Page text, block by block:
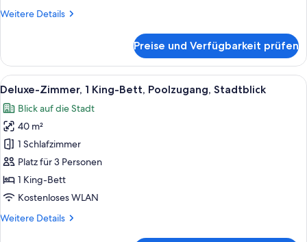
Stadtblick
Weitere Details
Weitere
Zweibettzimmer,
2 Doppelbetten,
Zutritt
Club
Lounge,
Stadtblick
Preise und Verfügbarkeit prüfen
Alle
Fotos
für
Deluxe-
Zimmer,
1 King-
Bett,
Poolzugang,
anzeigen
Ein Hotelzimmer mit Bett,
13
Deluxe-Zimmer, 1 King-Bett, Poolzugang, Stadtblick
Blick auf die Stadt
40 m²
1 Schlafzimmer
Platz für 3 Personen
1 King-Bett
Kostenloses WLAN
Weitere Details
Weitere